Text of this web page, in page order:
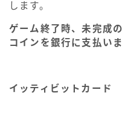
します。
ゲーム終了時、未完成
コインを銀行に支払いま
イッティビットカード